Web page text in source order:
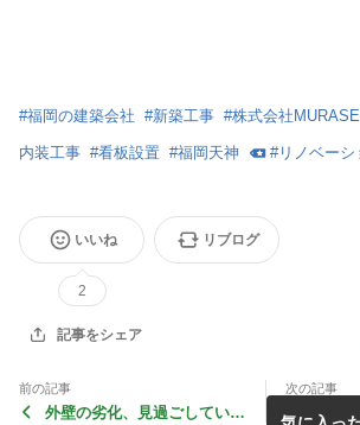
#福岡の建築会社 #新築工事 #株式会社MURASE
内装工事 #看板設置 #福岡天神 #リノベーシ
いいね
2
リブログ
記事をシェア
前の記事
外壁の劣化、見過ごしていま
次の記事
店内、ち